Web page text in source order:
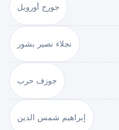
جورج أورويل
نجلاء نصير بشور
جوزف حرب
إبراهيم شمس الدين